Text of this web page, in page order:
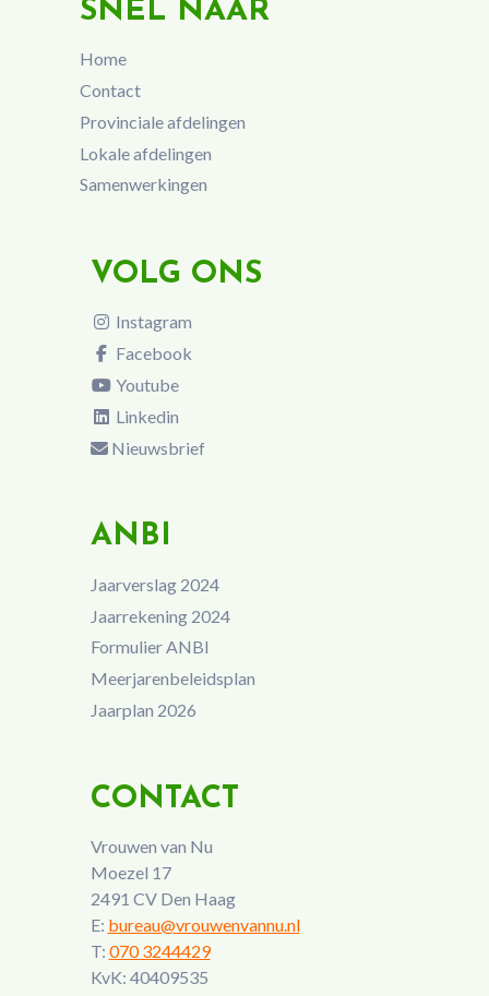
SNEL NAAR
Home
Contact
Provinciale afdelingen
Lokale afdelingen
Samenwerkingen
VOLG ONS
Instagram
Facebook
Youtube
Linkedin
Nieuwsbrief
ANBI
Jaarverslag 2024
Jaarrekening 2024
Formulier ANBI
Meerjarenbeleidsplan
Jaarplan 2026
CONTACT
Vrouwen van Nu
Moezel 17
2491 CV Den Haag
E: bureau@vrouwenvannu.nl
T: 070 3244429
KvK: 40409535